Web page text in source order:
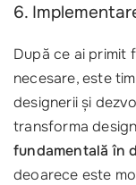
6.
După ce ai primit
necesare, este
designerii și
transforma
fundamentală în
deoarece este